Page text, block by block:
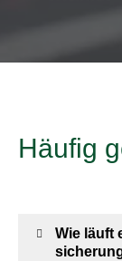
Häufig
Wie läuft